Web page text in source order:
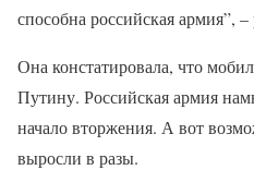
способна российская армия”,
Она констатировала, что
Путину. Российская армия
начало вторжения. А вот
выросли в разы.